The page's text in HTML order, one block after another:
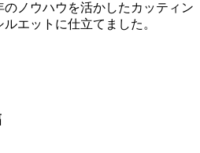
ノウハウを活かしたカッティン
エットに仕立てました。